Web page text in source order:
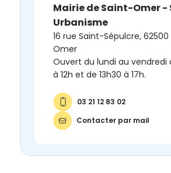
Mairie de Saint-Omer -
Urbanisme
16 rue Saint-Sépulcre,
Omer
Ouvert du lundi au vendredi
à 12h et de 13h30 à 17h.
03 21 12 83 02
Contacter par mail